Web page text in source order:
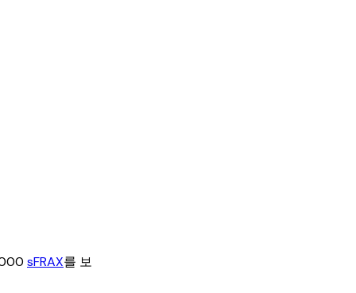
sFRAX를 보